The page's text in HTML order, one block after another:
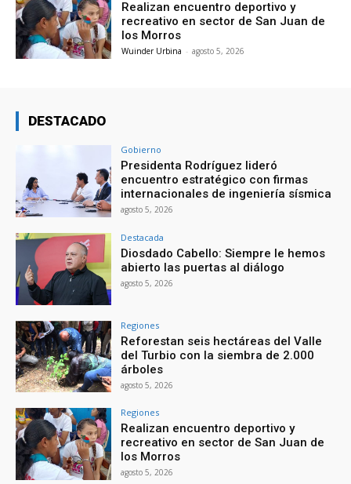
Realizan encuentro deportivo y
recreativo en sector de San Juan de
los Morros
Wuinder Urbina - agosto 5, 2026
DESTACADO
Gobierno
Presidenta Rodríguez lideró
encuentro estratégico con firmas
internacionales de ingeniería sísmica
agosto 5, 2026
Destacada
Diosdado Cabello: Siempre le hemos
abierto las puertas al diálogo
agosto 5, 2026
Regiones
Reforestan seis hectáreas del Valle
del Turbio con la siembra de 2.000
árboles
agosto 5, 2026
Regiones
Realizan encuentro deportivo y
recreativo en sector de San Juan de
los Morros
agosto 5, 2026